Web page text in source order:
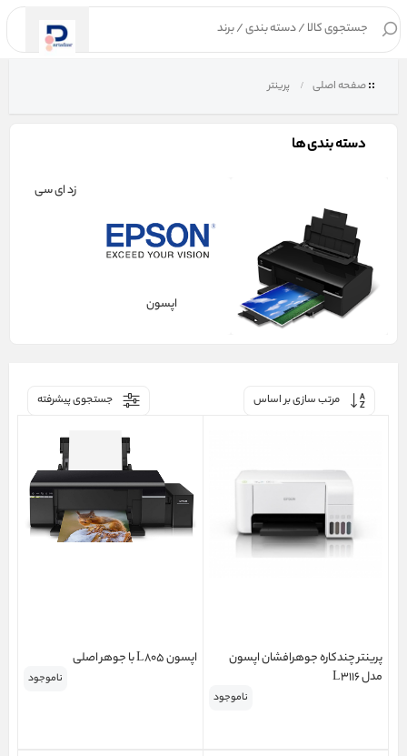
صفحه اصلی پرینتر
دسته بندی ها
اپسون
زد ای سی
مرتب سازی بر اساس جستجوی پیشرفته
پرینتر چندکاره جوهرافشان اپسون
مدل L3116
ناموجود
اپسون L805 با جوهر اصلی
ناموجود